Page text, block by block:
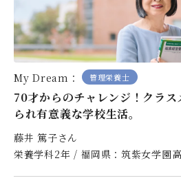
国際交流
地域教育実践研究センター
教員検索
出前授業（高校生向け）
よくある質問
大規模災害により被災した本入学
My Dream： 管理栄養士
70才からのチャレンジ！クラ
られ有意義な学校生活。
藤井 篤子さん
栄養学科2年 / 福岡県：筑紫女学園